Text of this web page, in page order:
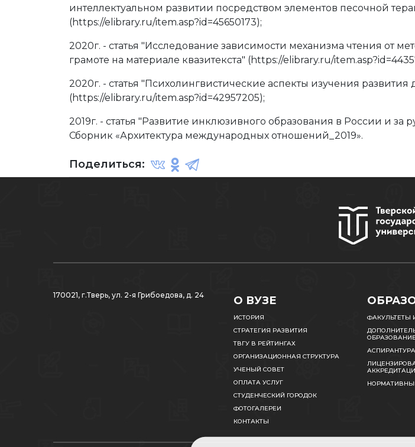
интеллектуальном развитии посредством элементов песочной
(https://elibrary.ru/item.asp?id=45650173);
2020г. - статья "Исследование зависимости механизма чтения от
грамоте на материале квазитекста" (https://elibrary.ru/
2020г. - статья "Психолингвистические аспекты изучения развития
(https://elibrary.ru/item.asp?id=42957205);
2019г. - статья "Развитие инклюзивного образования в России и за
Сборник «Архитектура международных отношений_2019».
Поделиться:
170021, г.Тверь, ул. 2-я Грибоедова, д. 24 О ВУЗЕ
ИСТОРИЯ
СТРАТЕГИЯ РАЗВИТИЯ
ТВГУ В РЕЙТИНГАХ
ОРГАНИЗАЦИОННАЯ СТРУКТУРА
УЧЕНЫЙ СОВЕТ
ОПЛАТА УСЛУГ
СТУДЕНЧЕСКИЙ ГОРОДОК
ФОТОГАЛЕРЕИ
КОНТАКТЫ
ФАКУЛЬТЕТЫ
ОБРАЗОВАНИЕ
АСПИРАНТУРА